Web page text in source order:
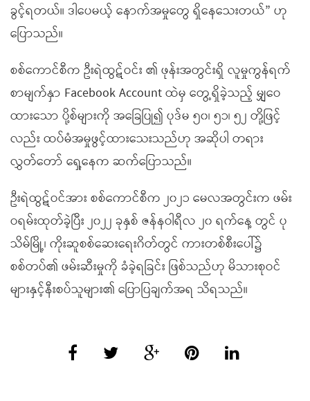
ခွင့်ရတယ်။ ဒါပေမယ့် နောက်အမှုတွေ ရှိနေသေးတယ်” ဟု
ပြောသည်။
စစ်ကောင်စီက ဦးရဲထွဋ်ဝင်း ၏ ဖုန်းအတွင်းရှိ လူမှုကွန်ရက်
စာမျက်နှာ Facebook Account ထဲမှ တွေ့ရှိခဲ့သည့် မျှဝေ
ထားသော ပို့စ်များကို အခြေပြု၍ ပုဒ်မ ၅၀၊ ၅၁၊ ၅၂ တို့ဖြင့်
လည်း ထပ်မံအမှုဖွင့်ထားသေးသည်ဟု အဆိုပါ တရား
လွှတ်တော် ရှေ့နေက ဆက်ပြောသည်။
ဦးရဲထွဋ်ဝင်အား စစ်ကောင်စီက ၂၀၂၁ မေလအတွင်းက ဖမ်း
ဝရမ်းထုတ်ခဲ့ပြီး ၂၀၂၂ ခုနှစ် ဇန်နဝါရီလ ၂၀ ရက်နေ့ တွင် ပု
သိမ်မြို့၊ ကိုးဆူစစ်ဆေးရေးဂိတ်တွင် ကားတစ်စီးပေါ်၌
စစ်တပ်၏ ဖမ်းဆီးမှုကို ခံခဲ့ရခြင်း ဖြစ်သည်ဟု မိသားစုဝင်
များနှင့်နီးစပ်သူများ၏ ပြောပြချက်အရ သိရသည်။